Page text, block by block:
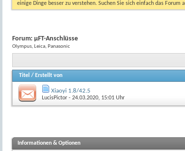
einige Dinge besser zu verstehen. Suchen Sie sich einfach das
Forum: µFT-Anschlüsse
Olympus, Leica, Panasonic
Titel / Erstellt von
Xiaoyi 1.8/42.5
LucisPictor - 24.03.2020, 15:01 Uhr
Informationen & Optionen